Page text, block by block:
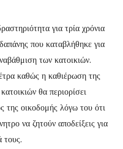
για τρία χρόνια
που καταβλήθηκε για
των κατοικιών.
καθώς η καθιέρωση της
θα περιορίσει
της οικοδομής λόγω του ότι
να ζητούν αποδείξεις για
τους.